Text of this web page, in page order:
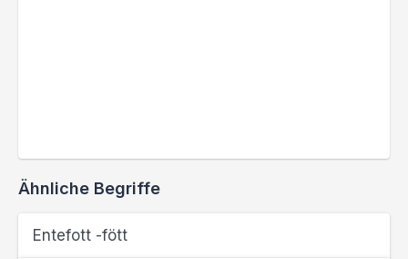
Ähnliche Begriffe
Entefott -fött